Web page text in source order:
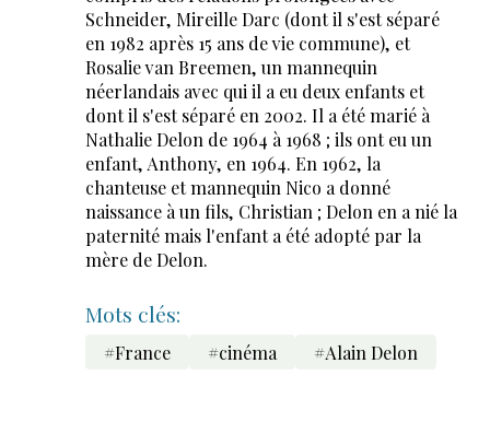
Schneider, Mireille Darc (dont il s'est séparé
en 1982 après 15 ans de vie commune), et
Rosalie van Breemen, un mannequin
néerlandais avec qui il a eu deux enfants et
dont il s'est séparé en 2002. Il a été marié à
Nathalie Delon de 1964 à 1968 ; ils ont eu un
enfant, Anthony, en 1964. En 1962, la
chanteuse et mannequin Nico a donné
naissance à un fils, Christian ; Delon en a nié la
paternité mais l'enfant a été adopté par la
mère de Delon.
Mots clés:
#France #cinéma #Alain Delon